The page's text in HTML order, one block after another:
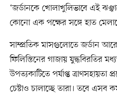
‘জর্ডানকে খোলাখুলিভাবে এই
কোনো এক পক্ষের সঙ্গে হাত
সাম্প্রতিক মাসগুলোতে জর্ডান
ফিলিস্তিনের গাজায় যুদ্ধবিরতির
উপত্যকাটিতে পর্যাপ্ত
চেষ্টাও চালাচ্ছে তারা। তবে এসব